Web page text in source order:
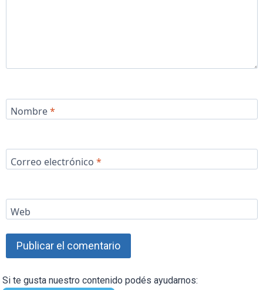
Nombre*
Correo electrónico *
Web
Si te gusta nuestro contenido podés ayudarnos: